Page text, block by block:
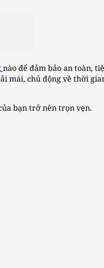
nào để đảm bảo an toàn,
mái, chủ động về thời
bạn trở nên trọn vẹn.